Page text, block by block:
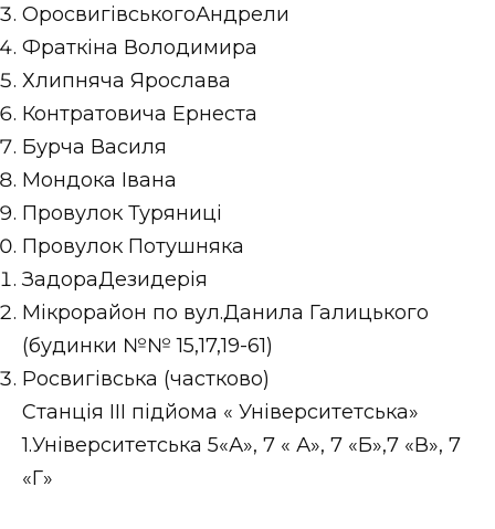
ОросвигівськогоАндрели
Фраткіна Володимира
Хлипняча Ярослава
Контратовича Ернеста
Бурча Василя
Мондока Івана
Провулок Туряниці
Провулок Потушняка
ЗадораДезидерія
Мікрорайон по вул.Данила Галицького
(будинки №№ 15,17,19-61)
Росвигівська (частково)
Станція ІІІ підйома « Університетська»
1.Університетська 5«А», 7 « А», 7 «Б»,7 «В», 7
«Г»